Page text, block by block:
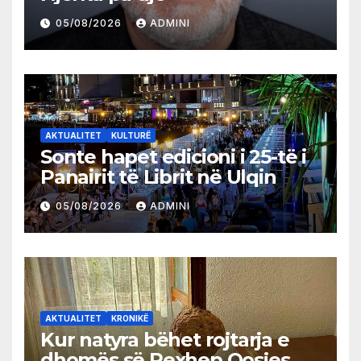
05/08/2026 ADMINI
AKTUALITET KULTURË
Sonte hapet edicioni i 25-të i
Panairit të Librit në Ulqin
05/08/2026 ADMINI
AKTUALITET KRONIKË
Kur natyra bëhet rojtarja e